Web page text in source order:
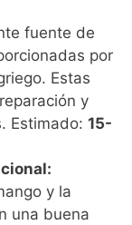
fuente de
por
Estas
y
Estimado:15-
y la
una buena